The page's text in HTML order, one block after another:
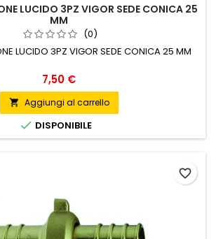
LUCIDO 3PZ VIGOR SEDE CONICA 25
MM
(0)
LUCIDO 3PZ VIGOR SEDE CONICA 25 MM
Prezzo
7,50 €
 Aggiungi al carrello
 DISPONIBILE
favorite_border